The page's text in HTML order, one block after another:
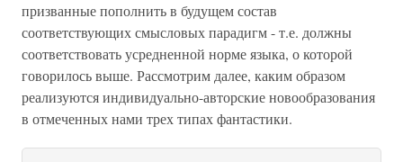
призванные пополнить в будущем состав
соответствующих смысловых парадигм - т.е. должны
соответствовать усредненной норме языка, о которой
говорилось выше. Рассмотрим далее, каким образом
реализуются индивидуально-авторские новообразования
в отмеченных нами трех типах фантастики.